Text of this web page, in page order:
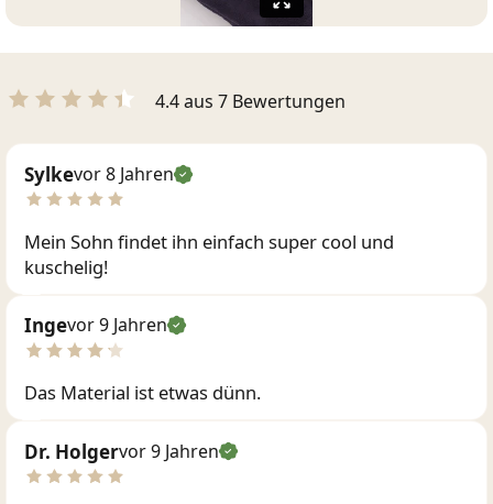
4.4 aus 7 Bewertungen
Sylkevor 8 Jahren
Mein Sohn findet ihn einfach super cool und
kuschelig!
Ingevor 9 Jahren
Das Material ist etwas dünn.
Dr. Holgervor 9 Jahren